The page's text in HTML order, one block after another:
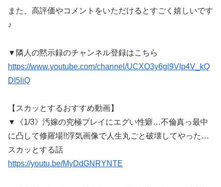
また、高評価やコメントをいただけるとすごく嬉しいです
♪
▼隣人の黙示録のチャンネル登録はこちら
https://www.youtube.com/channel/UCXO3y6gl9VIp4V_kQ
DI5liQ
【スカッとするおすすめ動画】
▼《1/3》汚嫁の究極プレイにエグい性癖…不倫真っ最中
に凸して修羅場!!浮気画像で人生丸ごと破壊してやった…
スカッとする話
https://youtu.be/MyDdGNRYNTE